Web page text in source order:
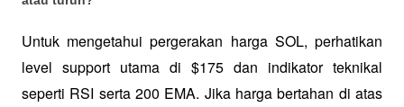
Untuk mengetahui pergerakan harga SOL, perhatikan
level support utama di $175 dan indikator teknikal
seperti RSI serta 200 EMA. Jika harga bertahan di atas